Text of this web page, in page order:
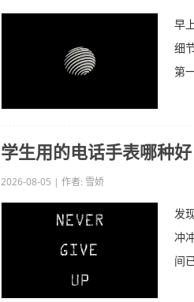
早
细
第
学生用的电话手表哪种好
2026-08-05 | 作者: 雪娇
发
冲
间